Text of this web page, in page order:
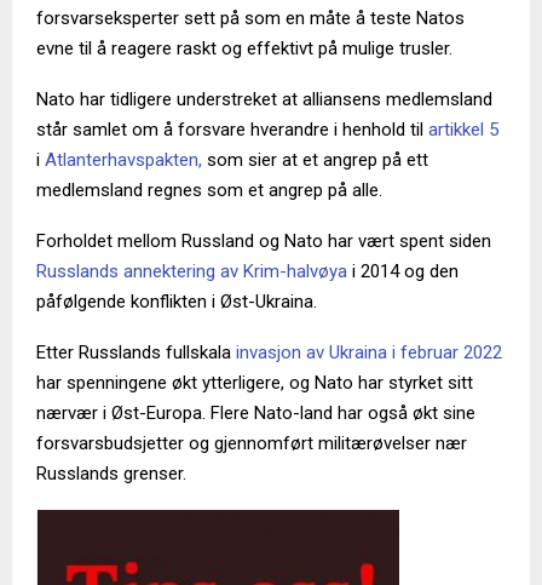
forsvarseksperter sett på som en måte å teste Natos
evne til å reagere raskt og effektivt på mulige trusler.
Nato har tidligere understreket at alliansens medlemsland
står samlet om å forsvare hverandre i henhold til artikkel 5
i Atlanterhavspakten, som sier at et angrep på ett
medlemsland regnes som et angrep på alle.
Forholdet mellom Russland og Nato har vært spent siden
Russlands annektering av Krim-halvøya i 2014 og den
påfølgende konflikten i Øst-Ukraina.
Etter Russlands fullskala invasjon av Ukraina i februar 2022
har spenningene økt ytterligere, og Nato har styrket sitt
nærvær i Øst-Europa. Flere Nato-land har også økt sine
forsvarsbudsjetter og gjennomført militærøvelser nær
Russlands grenser.